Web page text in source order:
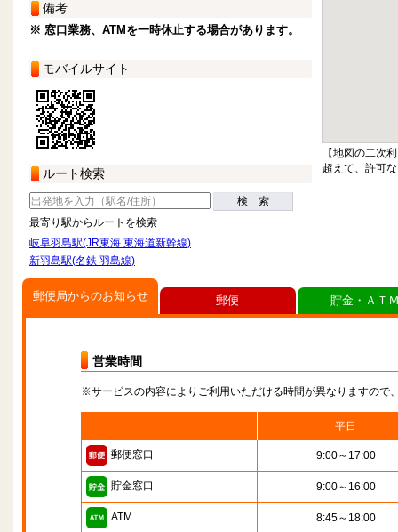
備考
※ 窓口業務、ATMを一時休止する場合があります。
モバイルサイト
ルート検索
検 索
最寄り駅からルートを検索
岐阜羽島駅(JR東海 東海道新幹線)
新羽島駅(名鉄 羽島線)
【地図の二次
超えて、許可
郵便局からのお知らせ
営業時間
※サービスの内容によりご利用いただける時間が異なりますので
平日
郵便窓口 9:00～17:00
貯金窓口 9:00～16:00
ATM 8:45～18:00
郵便 貯金・ＡＴ